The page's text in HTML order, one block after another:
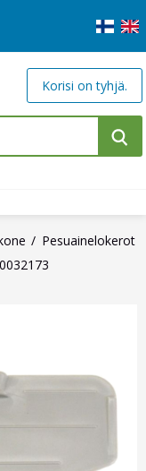
Korisi on tyhjä.
Pesuainelokerot